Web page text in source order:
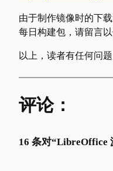
由于制作镜像时的下
每日构建包，请留言以
以上，读者有任何问
评论：
16 条对“LibreOffice